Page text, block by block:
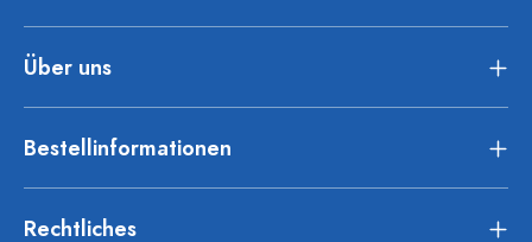
Über uns
Bestellinformationen
Rechtliches